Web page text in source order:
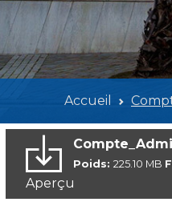
Accueil
Poids: 225.10 MB
Aperçu